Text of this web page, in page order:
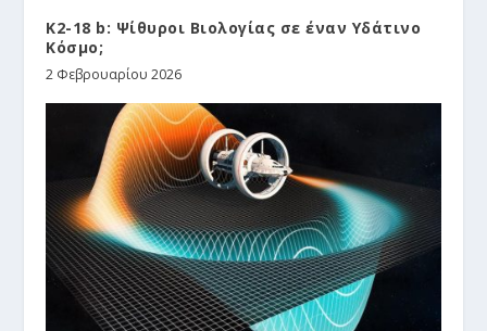
K2-18 b: Ψίθυροι Βιολογίας σε έναν Υδάτινο
Κόσμο;
2 Φεβρουαρίου 2026